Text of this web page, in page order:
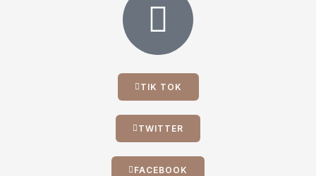
TIK TOK
TWITTER
FACEBOOK